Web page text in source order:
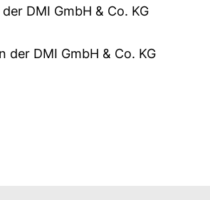
DMI GmbH & Co. KG
DMI GmbH & Co. KG